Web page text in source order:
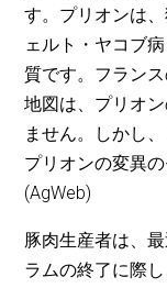
す。プリオンは
ェルト・ヤコブ
質です。フラン
地図は、プリオ
ません。しかし
プリオンの変異
(AgWeb)
豚肉生産者は、
ラムの終了に際